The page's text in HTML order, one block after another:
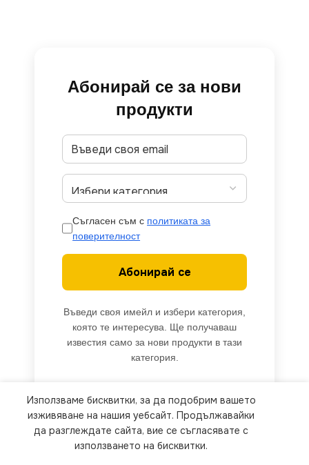
Абонирай се за нови
продукти
Съгласен съм с политиката за
поверителност
Абонирай се
Въведи своя имейл и избери категория,
която те интересува. Ще получаваш
известия само за нови продукти в тази
категория.
We use cookies to improve your experience on our
website. By browsing this website, you agree to
our use of cookies.
Използваме бисквитки, за да подобрим вашето
изживяване на нашия уебсайт. Продължавайки
да разглеждате сайта, вие се съгласявате с
използването на бисквитки.